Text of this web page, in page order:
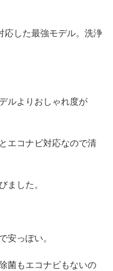
応した最強モデル。洗浄
ルよりおしゃれ度が
エコナビ対応なので清
ました。
安っぽい。
菌もエコナビもないの